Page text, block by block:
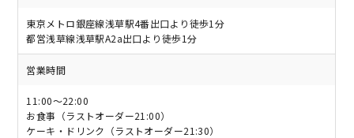
東京メトロ銀座線浅草駅4番出口より徒歩1分
都営浅草線浅草駅A2a出口より徒歩1分
営業時間
11:00～22:00
お食事（ラストオーダー21:00）
ケーキ・ドリンク（ラストオーダー21:30）